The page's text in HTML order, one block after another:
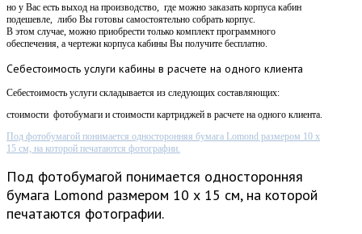
но у Вас есть выход на производство, где можно заказать корпуса кабин
подешевле, либо Вы готовы самостоятельно собрать корпус.
В этом случае, можно приобрести только комплект программного
обеспечения, а чертежи корпуса кабины Вы получите бесплатно.
Себестоимость услуги кабины в расчете на одного клиента
Себестоимость услуги складывается из следующих составляющих:
стоимости фотобумаги и стоимости картриджей в расчете на одного клиента.
Под фотобумагой понимается односторонняя бумага Lomond размером 10 х
15 см, на которой печатаются фотографии.
Под фотобумагой понимается односторонняя
бумага Lomond размером 10 х 15 см, на которой
печатаются фотографии.